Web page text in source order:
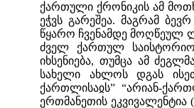
ქართული ქრონიკის ამ
ეჭვს გარეშეა. მაგრამ
წყარო ჩვენამდე მოღწეულ
ძველ ქართულ
იხსენიება, თუმცა ამ
სახელი ახლოს დგას
ქართლისაჲს” “არიან-
ერთმანეთის